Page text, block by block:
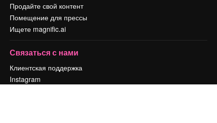
Продайте свой контент
Помещение для прессы
Ищете magnific.ai
Связаться с нами
Клиентская поддержка
Instagram